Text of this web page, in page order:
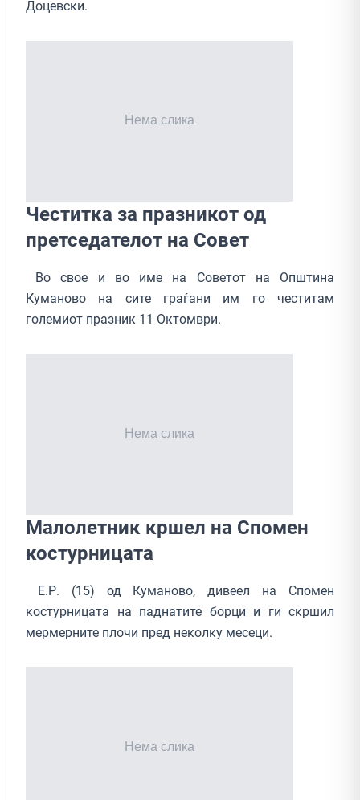
Доцевски.
Честитка за празникот од
претседателот на Совет
Во свое и во име на Советот на Општина
Куманово на сите граѓани им го честитам
големиот празник 11 Октомври.
Малолетник кршел на Спомен
костурницата
Е.Р. (15) од Куманово, дивеел на Спомен
костурницата на паднатите борци и ги скршил
мермерните плочи пред неколку месеци.